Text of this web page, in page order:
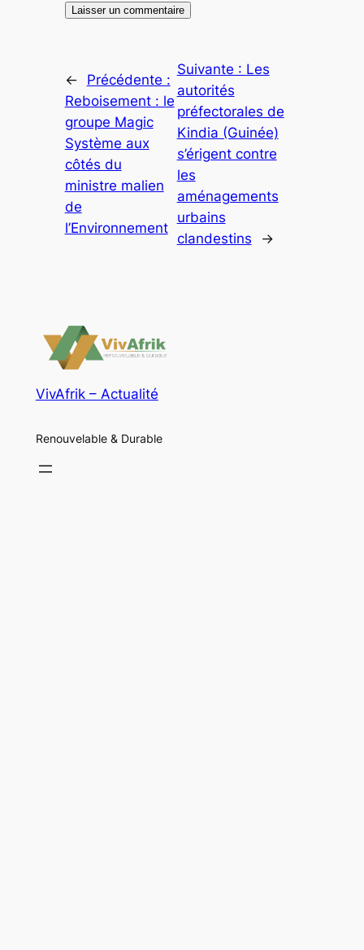
←
Précédente :
Reboisement : le
groupe Magic
Système aux
côtés du
ministre malien
de
l’Environnement
Suivante : Les
autorités
préfectorales de
Kindia (Guinée)
s’érigent contre
les
aménagements
urbains
clandestins
→
VivAfrik – Actualité
Renouvelable & Durable